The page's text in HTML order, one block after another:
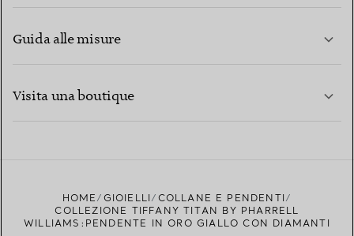
Guida alle misure
Visita una boutique
HOME GIOIELLI
COLLANE E PENDENTI
COLLEZIONE TIFFANY TITAN BY PHARRELL
WILLIAMS:PENDENTE IN ORO GIALLO CON DIAMANTI